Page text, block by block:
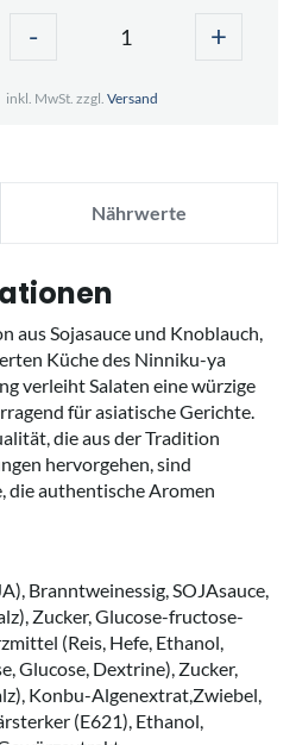
- +
inkl. MwSt. zzgl. Versand
Nährwerte
aus Sojasauce und Knoblauch,
Küche des Ninniku-ya
verleiht Salaten eine würzige
für asiatische Gerichte.
die aus der Tradition
hervorgehen, sind
die authentische Aromen
Branntweinessig, SOJAsauce,
Zucker, Glucose-fructose-
(Reis, Hefe, Ethanol,
Glucose, Dextrine), Zucker,
Konbu-Algenextrat,Zwiebel,
(E621), Ethanol,